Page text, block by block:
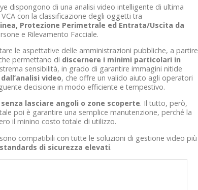
dispongono di una analisi video intelligente di ultima
con la classificazione degli oggetti tra
Protezione Perimetrale ed Entrata/Uscita da
e Rilevamento Facciale.
le aspettative delle amministrazioni pubbliche, a partire
permettano di discernere i minimi particolari in
sensibilità, in grado di garantire immagini nitide
video, che offre un valido aiuto agli operatori
decisione in modo efficiente e tempestivo.
lasciare angoli o zone scoperte. Il tutto, però,
poi è garantire una semplice manutenzione, perché la
il minino costo totale di utilizzo.
compatibili con tutte le soluzioni di gestione video più
standards di sicurezza elevati.